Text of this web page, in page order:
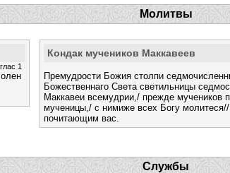
Молитвы
глас 1
Кондак мучеников Маккавеев
Премудрости Божия столпи
Божественнаго Света светильницы
Маккавеи всемудрии,/ прежде мучеников
мученицы,/ с нимиже всех Богу молитеся//
почитающим вас.
Службы